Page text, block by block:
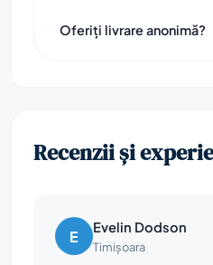
Oferiți livrare anonimă?
Recenzii și
E Evelin Dodson
Timișoara